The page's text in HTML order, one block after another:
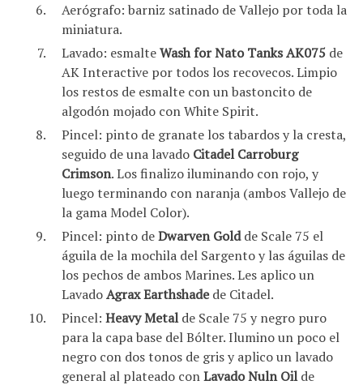
Aerógrafo: barniz satinado de Vallejo por toda la
miniatura.
Lavado: esmalteWash for Nato Tanks AK075 de
AK Interactive por todos los recovecos. Limpio
los restos de esmalte con un bastoncito de
algodón mojado con White Spirit.
Pincel: pinto de granate los tabardos y la cresta,
seguido de una lavado Citadel Carroburg
Crimson. Los finalizo iluminando con rojo, y
luego terminando con naranja (ambos Vallejo de
la gama Model Color).
Pincel: pinto deDwarven Goldde Scale 75 el
águila de la mochila del Sargento y las águilas de
los pechos de ambos Marines. Les aplico un
LavadoAgrax Earthshadede Citadel.
Pincel: Heavy Metalde Scale 75 y negro puro
para la capa base del Bólter. Ilumino un poco el
negro con dos tonos de gris y aplico un lavado
general al plateado conLavado Nuln Oilde